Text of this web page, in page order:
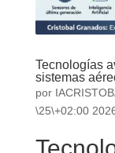
Tecnologías
sistemas
por
\25\+02:00